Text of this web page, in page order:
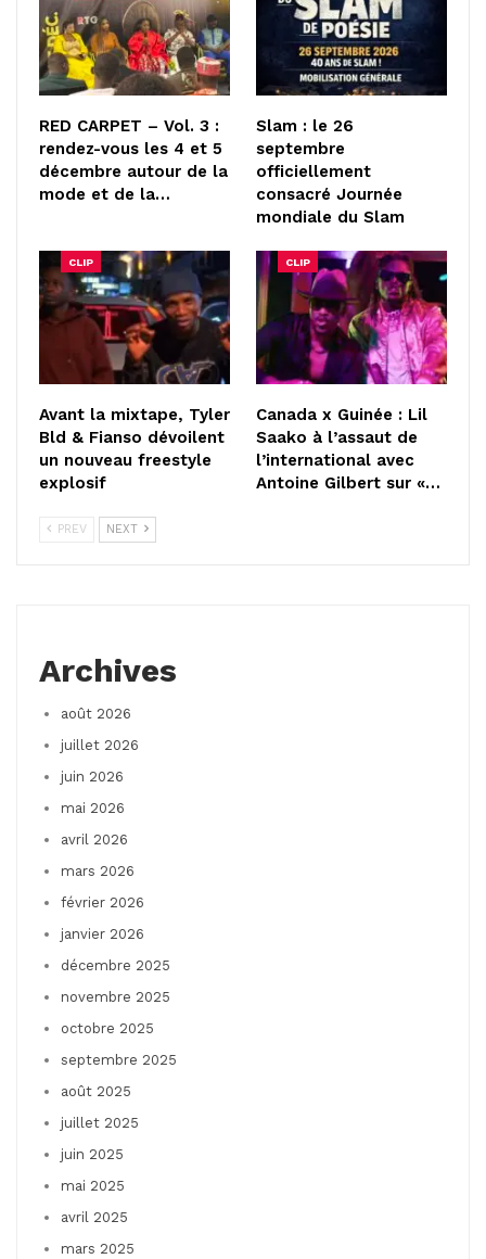
RED CARPET – Vol. 3 :
rendez-vous les 4 et 5
décembre autour de la
mode et de la…
Slam : le 26
septembre
officiellement
consacré Journée
mondiale du Slam
CLIP
Avant la mixtape, Tyler
Bld & Fianso dévoilent
un nouveau freestyle
explosif
CLIP
Canada x Guinée : Lil
Saako à l’assaut de
l’international avec
Antoine Gilbert sur «…
PREV NEXT
Archives
août 2026
juillet 2026
juin 2026
mai 2026
avril 2026
mars 2026
février 2026
janvier 2026
décembre 2025
novembre 2025
octobre 2025
septembre 2025
août 2025
juillet 2025
juin 2025
mai 2025
avril 2025
mars 2025